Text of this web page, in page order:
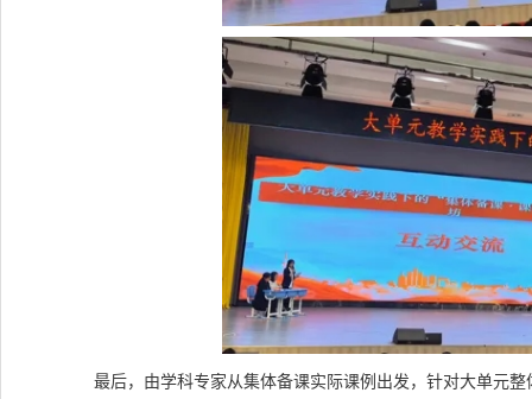
最后，由学科专家从集体备课实际课例出发，针对大单元整